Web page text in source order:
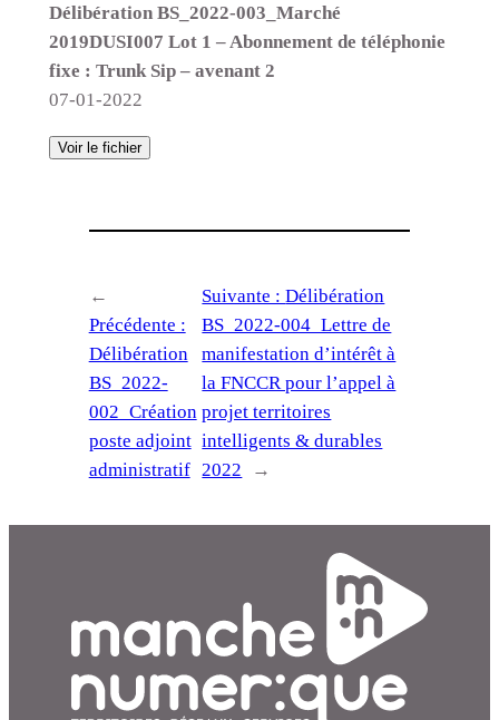
Délibération BS_2022-003_Marché
2019DUSI007 Lot 1 – Abonnement de téléphonie
fixe : Trunk Sip – avenant 2
07-01-2022
Voir le fichier
←
Précédente :
Délibération
BS_2022-
002_Création
poste adjoint
administratif
Suivante :Délibération
BS_2022-004_Lettre de
manifestation d’intérêt à
la FNCCR pour l’appel à
projet territoires
intelligents & durables
2022
→